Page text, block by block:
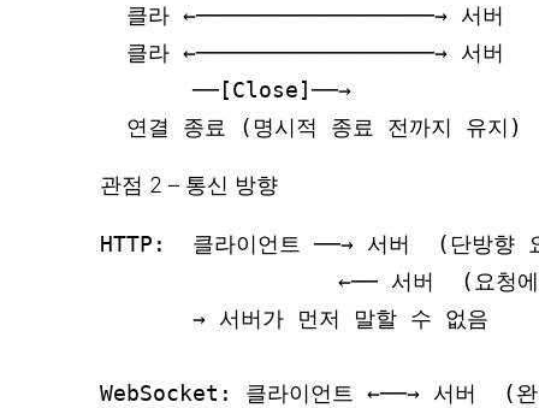
  클라 ←──────────────────→ 서버
  클라 ←──────────────────→ 서버
       ──[Close]──→
관점 2 – 통신 방향
HTTP:  클라이언트 ──→ 서버  (단방향
←── 서버  (요청에
       → 서버가 먼저 말할 수 없음
WebSocket: 클라이언트 ←──→ 서버  (